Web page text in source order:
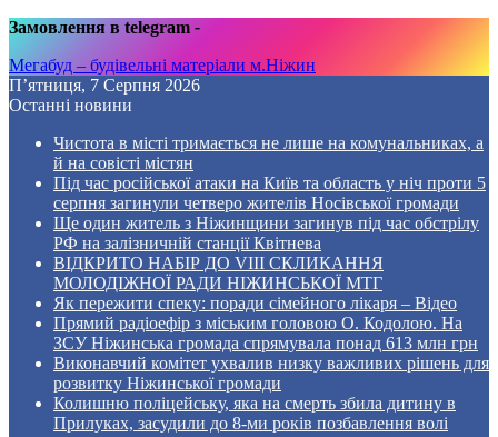
Замовлення в telegram -
Мегабуд – будівельні матеріали м.Ніжин
П’ятниця, 7 Серпня 2026
Останні новини
Чистота в місті тримається не лише на комунальниках, а
й на совісті містян
Під час російської атаки на Київ та область у ніч проти 5
серпня загинули четверо жителів Носівської громади
Ще один житель з Ніжинщини загинув під час обстрілу
РФ на залізничній станції Квітнева
ВІДКРИТО НАБІР ДО VIII СКЛИКАННЯ
МОЛОДІЖНОЇ РАДИ НІЖИНСЬКОЇ МТГ
Як пережити спеку: поради сімейного лікаря – Відео
Прямий радіоефір з міським головою О. Кодолою. На
ЗСУ Ніжинська громада спрямувала понад 613 млн грн
Виконавчий комітет ухвалив низку важливих рішень для
розвитку Ніжинської громади
Колишню поліцейську, яка на смерть збила дитину в
Прилуках, засудили до 8-ми років позбавлення волі